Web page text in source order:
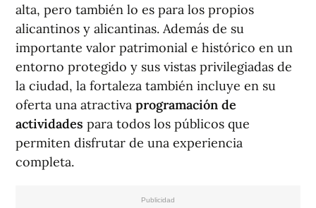
alta, pero también lo es para los propios
alicantinos y alicantinas. Además de su
importante valor patrimonial e histórico en un
entorno protegido y sus vistas privilegiadas de
la ciudad, la fortaleza también incluye en su
oferta una atractiva programación de
actividades para todos los públicos que
permiten disfrutar de una experiencia
completa.